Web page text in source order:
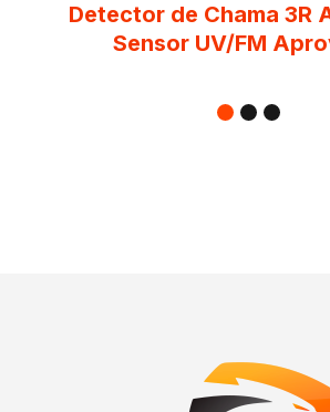
Detector de Chama 3R
Sensor UV/FM